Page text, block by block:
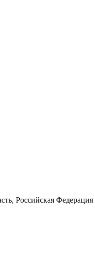
Российская Федерация